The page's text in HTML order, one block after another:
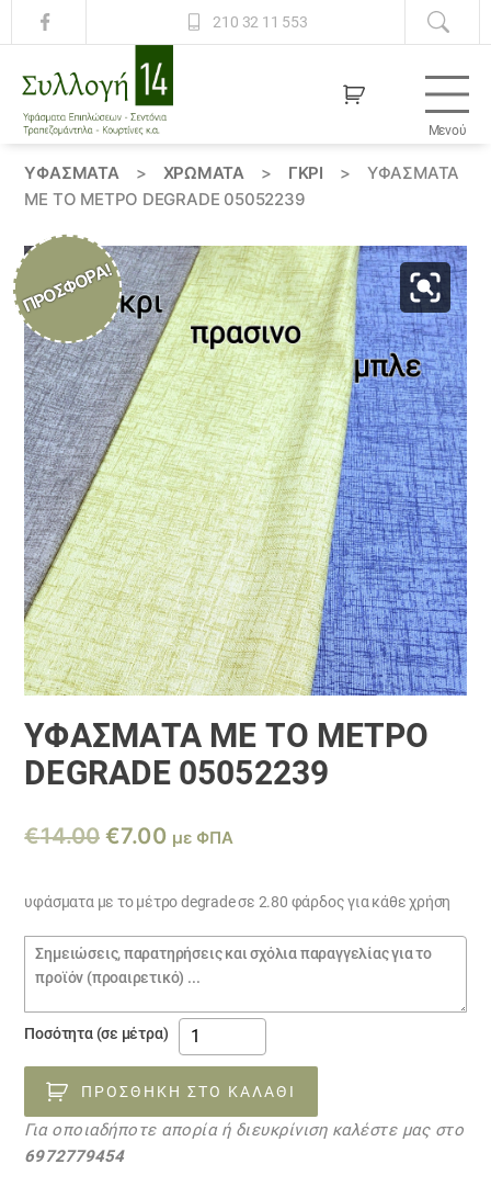
210 32 11 553
14
Μενού
ΥΦΆΣΜΑΤΑ > ΧΡΏΜΑΤΑ > ΓΚΡΙ >
ΥΦΆΣΜΑΤΑ
ΜΕ ΤΟ ΜΈΤΡΟ DEGRADE 05052239
ΠΡΟΣΦΟΡΆ!
ΥΦΆΣΜΑΤΑ ΜΕ ΤΟ ΜΈΤΡΟ
DEGRADE 05052239
€14.00 Original
was:
€14.00.
€7.00Η
τιμή
είναι:
€7.00.
με ΦΠΑ
υφάσματα με το μέτρο degrade σε 2.80 φάρδος για κάθε χρήση
Σημειώσεις
παραγγελίας
Ποσότητα (σε μέτρα)
υφάσματα
με
το
μέτρο
degrade
ΠΡΟΣΘΉΚΗ ΣΤΟ ΚΑΛΆΘΙ
Για οποιαδήποτε απορία ή διευκρίνιση καλέστε μας στο
6972779454